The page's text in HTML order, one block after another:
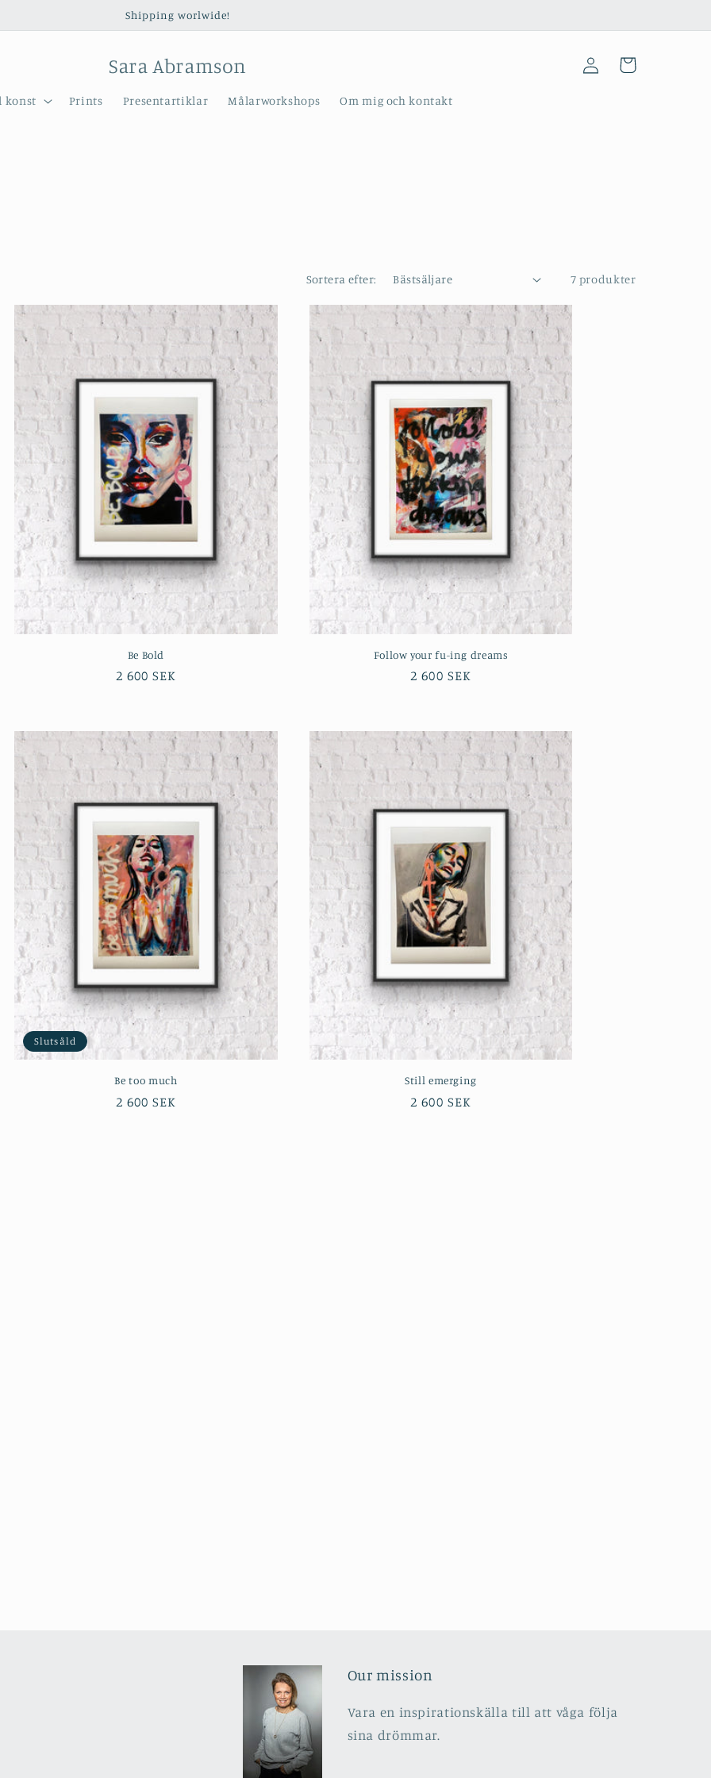
Shipping worlwide!
Sara Abramson
konst Prints Presentartiklar Målarworkshops Om mig och kontakt
Logga
in
Varukorg
Sortera efter: 7 produkter
Be Bold
Ordinarie
2 600 SEK
Follow your fu-ing dreams
Ordinarie
2 600 SEK
Slutsåld
Be too much
Ordinarie
2 600 SEK
Still emerging
Ordinarie
2 600 SEK
Our mission
Vara en inspirationskälla till att våga följa
sina drömmar.